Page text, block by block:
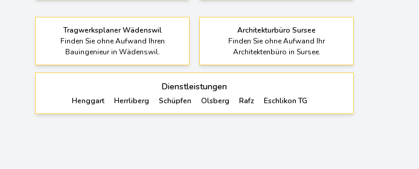
Tragwerksplaner Wädenswil
Finden Sie ohne Aufwand Ihren
Bauingenieur in Wädenswil.
Architekturbüro Sursee
Finden Sie ohne Aufwand Ihr
Architektenbüro in Sursee.
Dienstleistungen
Henggart Herrliberg Schüpfen Olsberg Rafz Eschlikon TG